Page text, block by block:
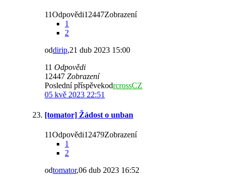
11Odpovědi12447Zobrazení
1
2
oddirip,21 dub 2023 15:00
11 Odpovědi
12447 Zobrazení
Poslední příspěvekodrcrossCZ
05 kvě 2023 22:51
[tomator] Žádost o unban
11Odpovědi12479Zobrazení
1
2
odtomator,06 dub 2023 16:52